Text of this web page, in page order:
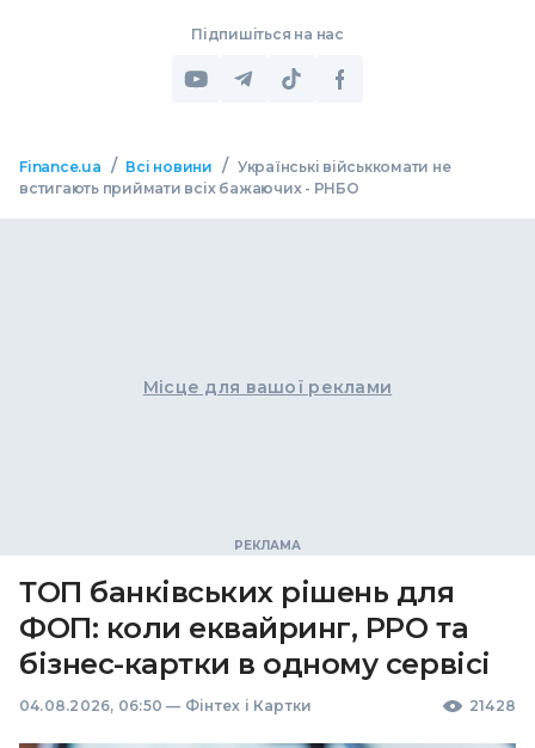
Підпишіться на нас
Finance.ua / Всі новини / Українські військкомати не
встигають приймати всіх бажаючих - РНБО
Місце для вашої реклами
ТОП банківських рішень для
ФОП: коли еквайринг, РРО та
бізнес-картки в одному сервісі
04.08.2026, 06:50 — Фінтех і Картки 21428